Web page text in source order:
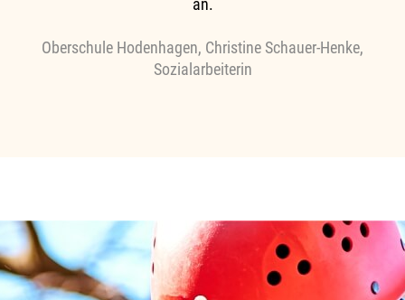
an.
Oberschule Hodenhagen, Christine Schauer-Henke,
Sozialarbeiterin